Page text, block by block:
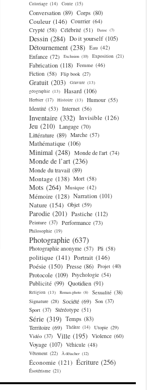
Coloriage (14) Conte (15)
Conversation (89) Corps (80)
Couleur (146) Courrier (64)
Crypté (58) Célébrité (51) Danse (7)
Dessin (284) Do it yourself (105)
Détournement (238) Eau (42)
Enfance (72) Exclusion (10) Exposition (21)
Fabrication (118) Femme (46)
Fiction (58) Flip book (27)
Gratuit (203) Gravure (13)
géographie (13) Hasard (106)
Herbier (17) Histoire (13) Humour (55)
Identité (53) Internet (56)
Inventaire (332) Invisible (126)
Jeu (210) Langage (70)
Littérature (89) Marche (57)
Mathématique (106)
Minimal (248) Monde de l'art (74)
Monde de l’art (236)
Monde du travail (89)
Montage (138) Mort (58)
Mots (264) Musique (42)
Mémoire (128) Narration (101)
Nature (154) Objet (59)
Parodie (201) Pastiche (112)
Peinture (37) Performance (73)
Philosophie (19)
Photographie (637)
Photographie anonyme (57) Pli (58)
politique (141) Portrait (146)
Poésie (150) Presse (86) Projet (40)
Protocole (109) Psychologie (54)
Publicité (99) Quotidien (91)
Religion (13) Roman-photo (8) Sexualité (38)
Signature (28) Société (69) Son (37)
Sport (37) Stéréotype (51)
Série (319) Temps (83)
Territoire (69) Théâtre (14) Utopie (29)
Vidéo (37) Ville (195) Violence (60)
Voyage (107) Véhicule (48)
Vêtement (22) À détacher (12)
Économie (121) Écriture (256)
Ésotérisme (21)